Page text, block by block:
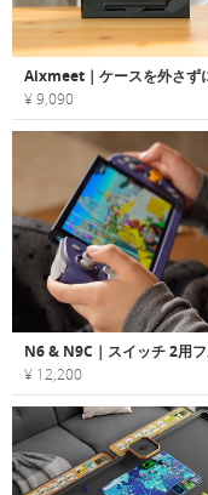
¥ 9,090
¥ 12,200